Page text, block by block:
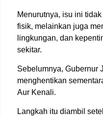
Menurutnya, isu ini
fisik, melainkan juga
lingkungan, dan
sekitar.
Sebelumnya, Gubernur
menghentikan
Aur Kenali.
Langkah itu diambil